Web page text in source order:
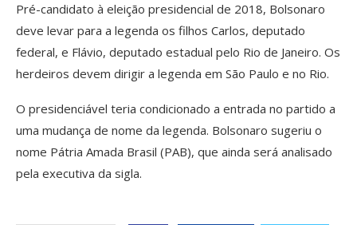
Pré-candidato à eleição presidencial de 2018, Bolsonaro
deve levar para a legenda os filhos Carlos, deputado
federal, e Flávio, deputado estadual pelo Rio de Janeiro. Os
herdeiros devem dirigir a legenda em São Paulo e no Rio.
O presidenciável teria condicionado a entrada no partido a
uma mudança de nome da legenda. Bolsonaro sugeriu o
nome Pátria Amada Brasil (PAB), que ainda será analisado
pela executiva da sigla.